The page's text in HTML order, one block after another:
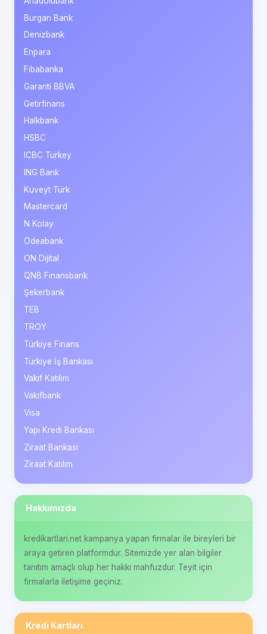
Burgan Bank
Denizbank
Enpara
Fibabanka
Garanti BBVA
Getirfinans
Halkbank
HSBC
ICBC Turkey
ING Bank
Kuveyt Türk
Mastercard
N Kolay
Odeabank
ON Dijital
QNB Finansbank
Şekerbank
TEB
TROY
Türkiye Finans
Türkiye İş Bankası
Vakıf Katılım
Vakıfbank
Visa
Yapı Kredi Bankası
Ziraat Bankası
Ziraat Katılım
Hakkımızda
kredikartlari.net kampanya yapan firmalar ile bireyleri bir
araya getiren platformdur. Sitemizde yer alan bilgiler
tanıtım amaçlı olup her hakkı mahfuzdur. Teyit için
firmalarla iletişime geçiniz.
Kredi Kartları